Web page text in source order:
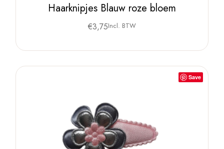
Haarknipjes Blauw roze bloem
€3,75Incl. BTW
Save